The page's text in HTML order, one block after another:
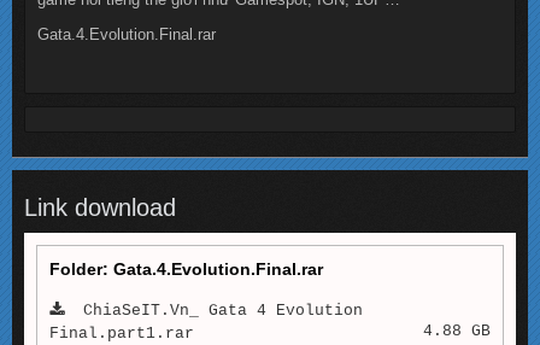
Gata.4.Evolution.Final.rar
Link download
Folder: Gata.4.Evolution.Final.rar
ChiaSeIT.Vn_ Gata 4 Evolution
Final.part1.rar
4.88 GB